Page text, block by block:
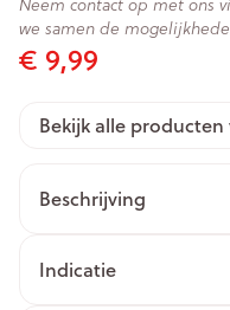
€ 9,99
Neem contact op met ons
we samen de
Bekijk alle producten
Beschrijving
Indicatie